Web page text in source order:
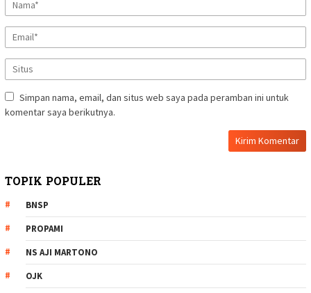
Simpan nama, email, dan situs web saya pada peramban ini untuk
komentar saya berikutnya.
TOPIK POPULER
BNSP
PROPAMI
NS AJI MARTONO
OJK